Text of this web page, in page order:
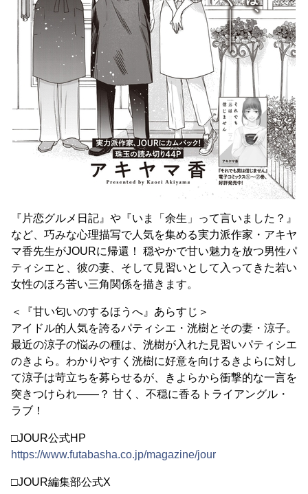
『片恋グルメ日記』や『いま「余生」って言いました？』
など、巧みな心理描写で人気を集める実力派作家・アキヤ
マ香先生がJOURに帰還！ 穏やかで甘い魅力を放つ男性パ
ティシエと、彼の妻、そして見習いとして入ってきた若い
女性のほろ苦い三角関係を描きます。
＜『甘い匂いのするほうへ』あらすじ＞
アイドル的人気を誇るパティシエ・洸樹とその妻・涼子。
最近の涼子の悩みの種は、洸樹が入れた見習いパティシエ
のきよら。わかりやすく洸樹に好意を向けるきよらに対し
て涼子は苛立ちを募らせるが、きよらから衝撃的な一言を
突きつけられ――？ 甘く、不穏に香るトライアングル・
ラブ！
□JOUR公式HP
https://www.futabasha.co.jp/magazine/jour
□JOUR編集部公式X